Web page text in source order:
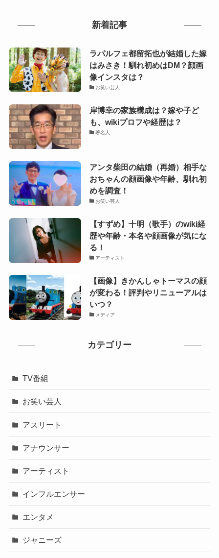
新着記事
ラパルフェ都留拓也が結婚した嫁
はみさき！馴れ初めはDM？顔画
像インスタは？
お笑い芸人
岸博幸の家族構成は？嫁や子ど
も、wikiプロフや経歴は？
著名人
アンタ柴田の結婚（再婚）相手な
おちゃんの顔画像や年齢、馴れ初
めを調査！
お笑い芸人
【すずめ】十明（歌手）のwiki経
歴や年齢・本名や顔画像が気にな
る！
アーティスト
【画像】きかんしゃトーマスの顔
が変わる！評判やリニューアルは
いつ？
メディア
カテゴリー
TV番組
お笑い芸人
アスリート
アナウンサー
アーティスト
インフルエンサー
エンタメ
ジャニーズ